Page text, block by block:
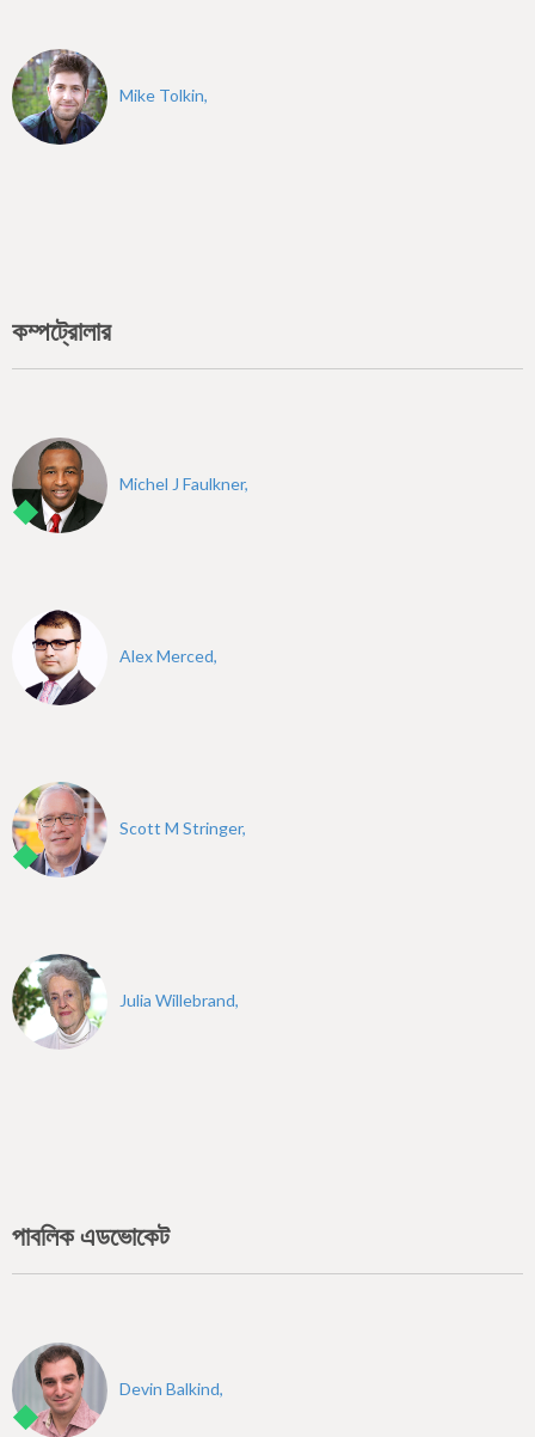
Mike Tolkin,
কম্পট্রোলার
Michel J Faulkner,
Alex Merced,
Scott M Stringer,
Julia Willebrand,
পাবলিক এডভোকেট
Devin Balkind,